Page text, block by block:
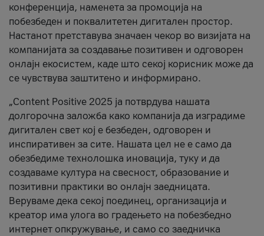
конференција, наменета за промоција на
побезбеден и поквалитетен дигитален простор.
Настанот претставува значаен чекор во визијата на
компанијата за создавање позитивен и одговорен
онлајн екосистем, каде што секој корисник може да
се чувствува заштитено и информирано.
„Content Positive 2025 ја потврдува нашата
долгорочна заложба како компанија да изградиме
дигитален свет кој е безбеден, одговорен и
инспиративен за сите. Нашата цел не е само да
обезбедиме технолошка иновација, туку и да
создаваме култура на свесност, образование и
позитивни практики во онлајн заедницата.
Веруваме дека секој поединец, организација и
креатор има улога во градењето на побезбедно
интернет опкружување, и само со заедничка